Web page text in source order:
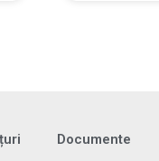
Documente